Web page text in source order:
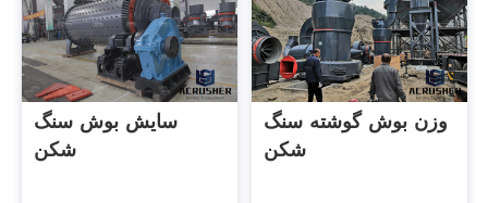
سایش بوش سنگ
شکن
وزن بوش گوشته سنگ
شکن